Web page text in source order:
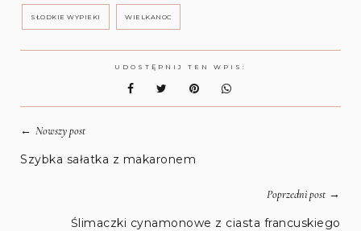
SŁODKIE WYPIEKI WIELKANOC
UDOSTĘPNIJ TEN WPIS:
←Nowszy post
Szybka sałatka z makaronem
Poprzedni post→
Ślimaczki cynamonowe z ciasta francuskiego